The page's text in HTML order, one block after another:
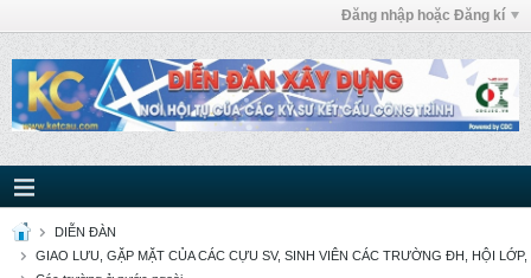
Đăng nhập hoặc Đăng kí
DIỄN ĐÀN
GIAO LƯU, GẶP MẶT CỦA CÁC CỰU SV, SINH VIÊN CÁC TRƯỜNG ĐH, HỘI LỚP,